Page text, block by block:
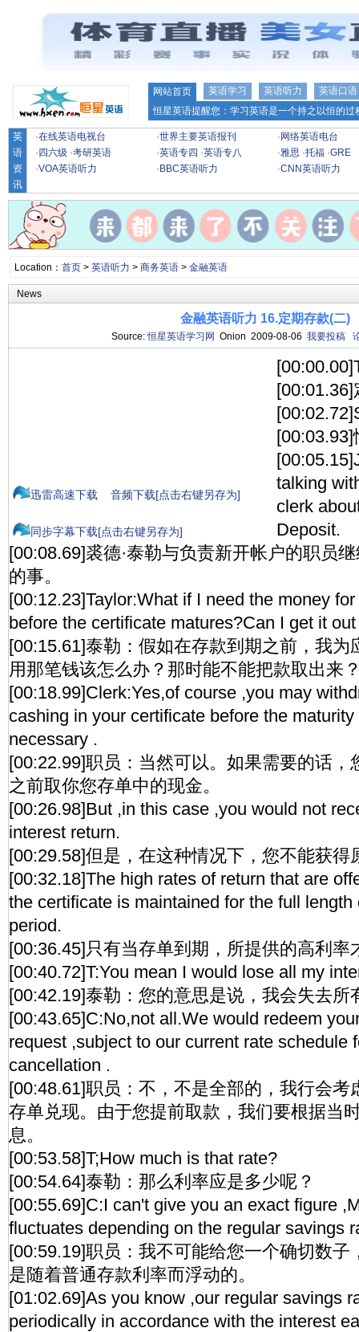
网站首页 英语学习 英语听力
英语口语
恒星英语提醒您：学习英语是一个持之以恒的
英
语
资
讯
·在线英语电视台 ·世界主要英语报刊 · 网络英语电台
· 四六级 ·考研英语 ·英语专四 ·英语专八 ·雅思 ·托福 ·GRE
·VOA英语听力 · BBC英语听力 ·CNN英语听力
Location： 首页> 英语听力 > 商务英语> 金融英语
News
金融英语听力 16.定期存款(二)
Source:恒星英语学习网 Onion 2009-08-06 我要投稿
迅雷高速下载 音频下载[点击右键另存为]
同步字幕下载[点击右键另存为]
[00:03.93]
talking
clerk
Deposit.
[00:08.69]裘德·泰勒与负责新开帐户的职员
的事。
[00:12.23]Taylor:What if I need the money
before the certificate matures?Can I get it
[00:15.61]泰勒：假如在存款到期之前，我为
用那笔钱该怎么办？那时能不能把款取出来
[00:18.99]Clerk:Yes,of course ,you may
cashing in your certificate before the
necessary .
[00:22.99]职员：当然可以。如果需要的话，
之前取你您存单中的现金。
[00:26.98]But ,in this case ,you would not
interest return.
[00:29.58]但是，在这种情况下，您不能获得
[00:32.18]The high rates of return that are
the certificate is maintained for the full length
period.
[00:36.45]只有当存单到期，所提供的高利率
[00:40.72]T:You mean I would lose all my
[00:42.19]泰勒：您的意思是说，我会失去所
[00:43.65]C:No,not all.We would redeem
request ,subject to our current rate schedule
cancellation .
[00:48.61]职员：不，不是全部的，我行会考
存单兑现。由于您提前取款，我们要根据当
息。
[00:53.58]T;How much is that rate?
[00:54.64]泰勒：那么利率应是多少呢？
[00:55.69]C:I can't give you an exact figure
fluctuates depending on the regular savings
[00:59.19]职员：我不可能给您一个确切数子
是随着普通存款利率而浮动的。
[01:02.69]As you know ,our regular savings
periodically in accordance with the interest